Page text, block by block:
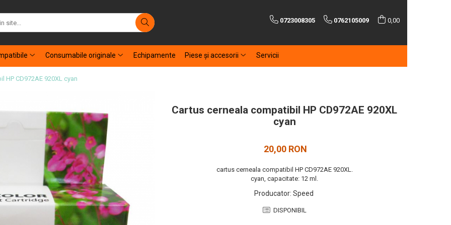
0723008305 0762105009 0,00
Consumabile originale Echipamente Piese şi accesorii Servicii
HP CD972AE 920XL cyan
Cartus cerneala compatibil HP CD972AE 920XL
cyan
20,00 RON
cartus cerneala compatibil HP CD972AE 920XL.
cyan, capacitate: 12 ml.
Producator: Speed
DISPONIBIL